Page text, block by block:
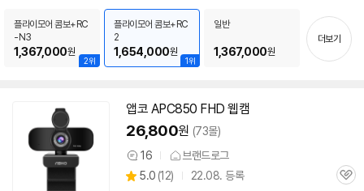
(1920x1080), 4K UHD(3840x2160) / 프레임: 30fps, 120fps, 24fps, 60fp
s / [조종] 주파수: 2.4GHz
하이
퍼랩스 / 자동복귀 / 포커스트랙 비행금지구역자동회피 / 장애물감지
3축짐벌
기
2위
플라이모어 콤보+RC
-N3
1,367,000원
1위
플라이모어 콤보+RC
2
1,654,000원
일반
1,367,000원
더보기
앱코 APC850 FHD 웹캠
26,800원 (73몰)
상
품
16 브랜드로그
별
5.0 (상
12) 22.08. 등록
관